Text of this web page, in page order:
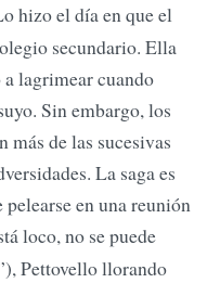
hizo el día en que el
secundario. Ella
lagrimear cuando
Sin embargo, los
de las sucesivas
La saga es
en una reunión
loco, no se puede
Pettovello llorando